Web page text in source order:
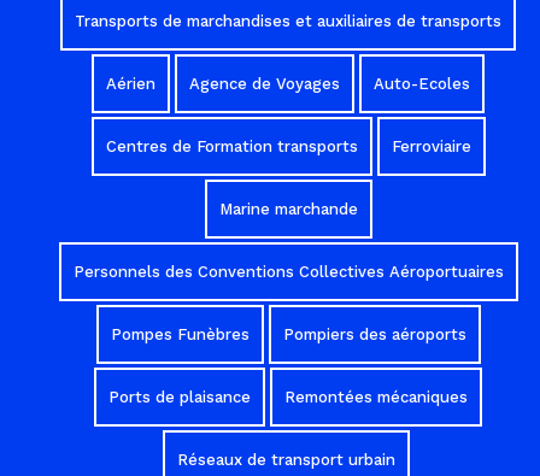
Transports de marchandises et auxiliaires de transports
Aérien Agence de Voyages Auto-Ecoles
Centres de Formation transports Ferroviaire
Marine marchande
Personnels des Conventions Collectives Aéroportuaires
Pompes Funèbres Pompiers des aéroports
Ports de plaisance Remontées mécaniques
Réseaux de transport urbain